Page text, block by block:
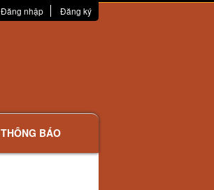
Đăng nhập Đăng ký
THÔNG BÁO